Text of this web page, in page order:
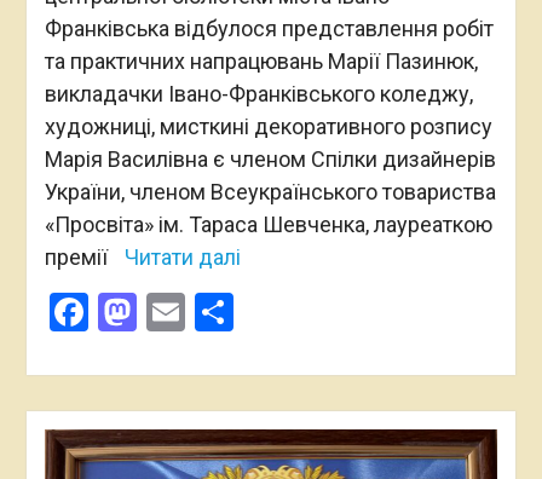
Франківська відбулося представлення робіт
та практичних напрацювань Марії Пазинюк,
викладачки Івано-Франківського коледжу,
художниці, мисткині декоративного розпису
Марія Василівна є членом Спілки дизайнерів
України, членом Всеукраїнського товариства
«Просвіта» ім. Тараса Шевченка, лауреаткою
премії
Читати далі
Facebook
Mastodon
EmailПоділитися